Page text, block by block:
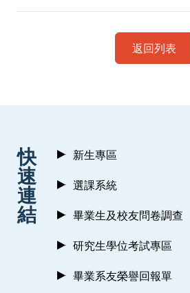
返回列表
快
速
連
結
新生專區
選課系統
畢業生及校友問卷調查
研究生學位考試專區
畢業系友榮譽回報單